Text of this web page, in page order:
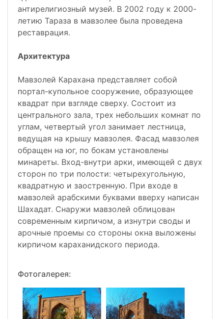
антирелигиозный музей. В 2002 году к 2000-
летию Тараза в мавзолее была проведена
реставрация.
Архитектура
Мавзолей Карахана представляет собой
портал-купольное сооружение, образующее
квадрат при взгляде сверху. Состоит из
центрального зала, трех небольших комнат по
углам, четвертый угол занимает лестница,
ведущая на крышу мавзолея. Фасад мавзолея
обращен на юг, по бокам установлены
минареты. Вход-внутри арки, имеющей с двух
сторон по три полости: четырехугольную,
квадратную и заостренную. При входе в
мавзолей арабскими буквами вверху написан
Шахадат. Снаружи мавзолей облицован
современным кирпичом, а изнутри своды и
арочные проемы со стороны окна выложены
кирпичом караханидского периода.
Фотогалерея: